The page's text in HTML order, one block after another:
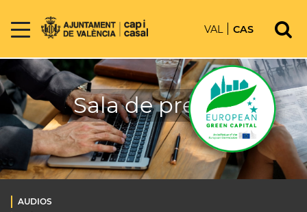
VAL CAS
Sala de prensa
AUDIOS